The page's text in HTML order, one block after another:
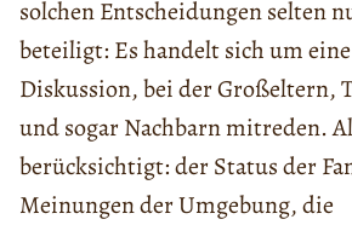
solchen Entscheidungen selten
beteiligt: Es handelt sich um
Diskussion, bei der Großeltern,
und sogar Nachbarn mitreden.
berücksichtigt: der Status der
Meinungen der Umgebung, die